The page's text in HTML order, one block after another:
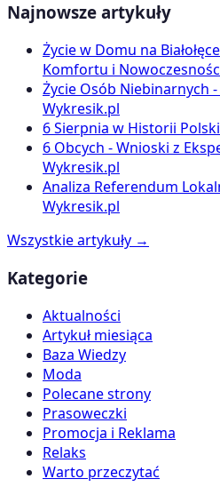
Najnowsze artykuły
Życie w Domu na
Komfortu i
Życie Osób Niebinarnych
Wykresik.pl
6 Sierpnia w Historii
6 Obcych - Wnioski z
Wykresik.pl
Analiza Referendum
Wykresik.pl
Wszystkie artykuły →
Kategorie
Aktualności
Artykuł miesiąca
Baza Wiedzy
Moda
Polecane strony
Prasoweczki
Promocja i Reklama
Relaks
Warto przeczytać